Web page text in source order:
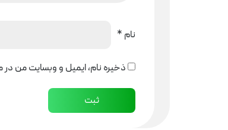
نام *
ذخیره نام، ایمیل و وبسایت من در